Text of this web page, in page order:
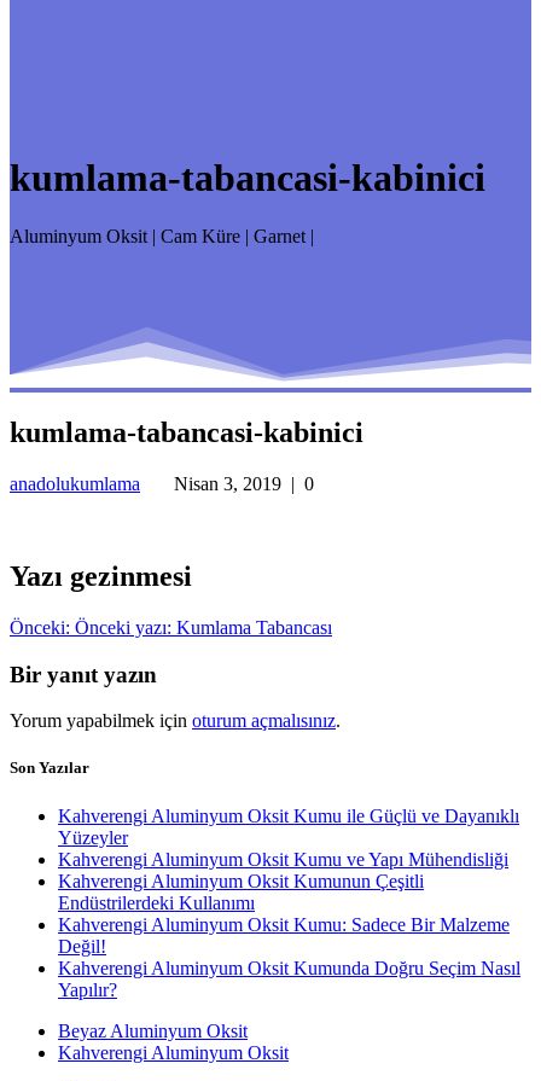
kumlama-tabancasi-kabinici
Aluminyum Oksit | Cam Küre | Garnet |
kumlama-tabancasi-kabinici
anadolukumlama Nisan 3, 2019 | 0
Yazı gezinmesi
Önceki: Önceki yazı: Kumlama Tabancası
Bir yanıt yazın
Yorum yapabilmek için oturum açmalısınız.
Son Yazılar
Kahverengi Aluminyum Oksit Kumu ile Güçlü ve Dayanıklı
Yüzeyler
Kahverengi Aluminyum Oksit Kumu ve Yapı Mühendisliği
Kahverengi Aluminyum Oksit Kumunun Çeşitli
Endüstrilerdeki Kullanımı
Kahverengi Aluminyum Oksit Kumu: Sadece Bir Malzeme
Değil!
Kahverengi Aluminyum Oksit Kumunda Doğru Seçim Nasıl
Yapılır?
Beyaz Aluminyum Oksit
Kahverengi Aluminyum Oksit